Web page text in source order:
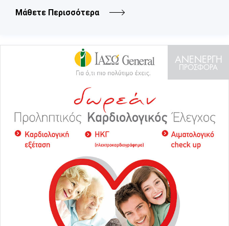
Μάθετε Περισσότερα
ΑΝΕΝΕΡΓΗ
ΠΡΟΣΦΟΡΑ